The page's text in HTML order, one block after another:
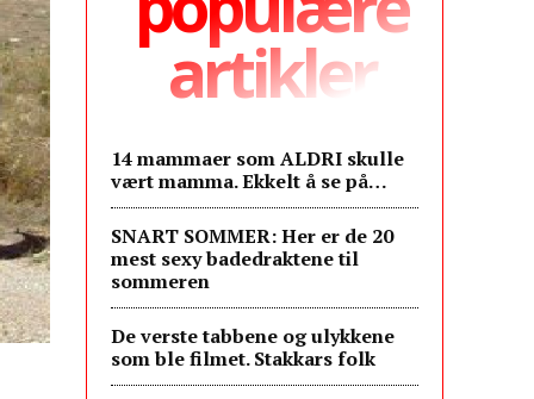
artikler
14 mammaer som ALDRI skulle
vært mamma. Ekkelt å se på…
SNART SOMMER: Her er de 20
mest sexy badedraktene til
sommeren
De verste tabbene og ulykkene
som ble filmet. Stakkars folk